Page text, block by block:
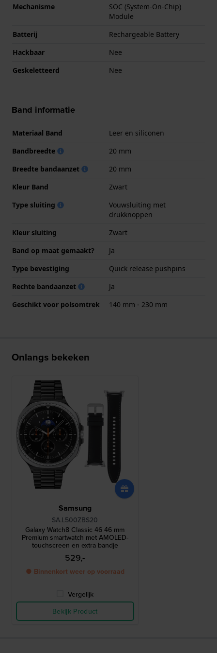
Mechanisme
SOC (System-On-Chip)
Module
Batterij
Rechargeable Battery
Hackbaar
Nee
Geskeletteerd
Nee
Band informatie
Materiaal Band
Leer en siliconen
Bandbreedte
20 mm
Breedte bandaanzet
20 mm
Kleur Band
Zwart
Type sluiting
Vouwsluiting met
drukknoppen
Kleur sluiting
Zwart
Band op maat gemaakt?
Ja
Type bevestiging
Quick release pushpins
Rechte bandaanzet
Ja
Geschikt voor polsomtrek
140 mm - 230 mm
Onlangs bekeken
Samsung
SA.L500ZBS20
Galaxy Watch8 Classic 46 46 mm
Premium smartwatch met AMOLED-
touchscreen en extra bandje
529,-
● Binnenkort weer op voorraad
Vergelijk
Bekijk Product